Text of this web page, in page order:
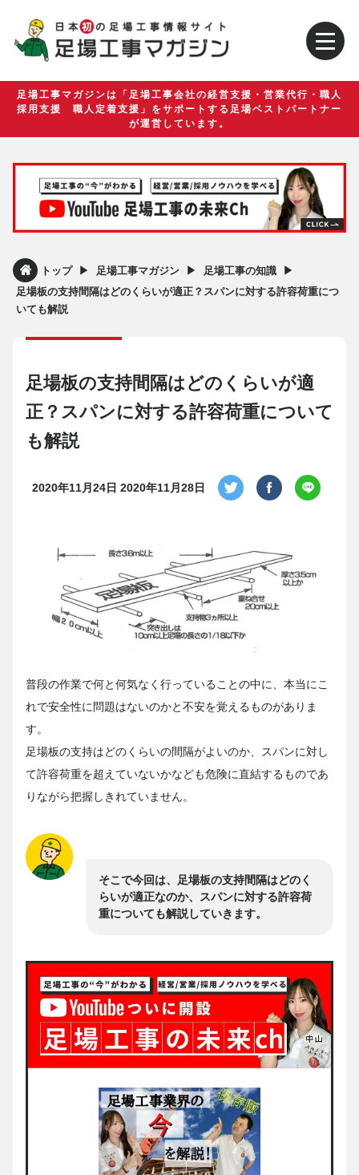
足場工事マガジンは「足場工事会社の経営支援・営業代行・職人
採用支援 職人定着支援」をサポートする足場ベストパートナー
が運営しています。
トップ ▶︎ 足場工事マガジン ▶︎ 足場工事の知識 ▶︎
足場板の支持間隔はどのくらいが適正？スパンに対する許容荷重につ
いても解説
足場板の支持間隔はどのくらいが適
正？スパンに対する許容荷重について
も解説
2020年11月24日 2020年11月28日
普段の作業で何と何気なく行っていることの中に、本当にこ
れで安全性に問題はないのかと不安を覚えるものがありま
す。
足場板の支持はどのくらいの間隔がよいのか、スパンに対し
て許容荷重を超えていないかなども危険に直結するものであ
りながら把握しきれていません。
そこで今回は、足場板の支持間隔はどのく
らいが適正なのか、スパンに対する許容荷
重についても解説していきます。